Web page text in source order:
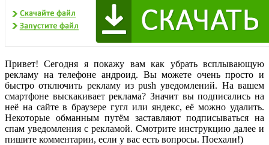
Привет! Сегодня я покажу вам как убрать всплывающую
рекламу на телефоне андроид. Вы можете очень просто и
быстро отключить рекламу из push уведомлений. На вашем
смартфоне выскакивает реклама? Значит вы подписались на
неё на сайте в браузере гугл или яндекс, её можно удалить.
Некоторые обманным путём заставляют подписываться на
спам уведомления с рекламой. Смотрите инструкцию далее и
пишите комментарии, если у вас есть вопросы. Поехали!)